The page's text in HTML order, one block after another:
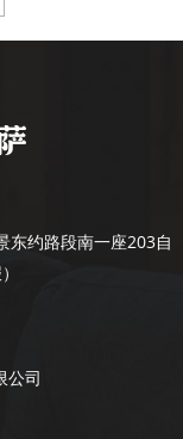
东约路段南一座203自
公司